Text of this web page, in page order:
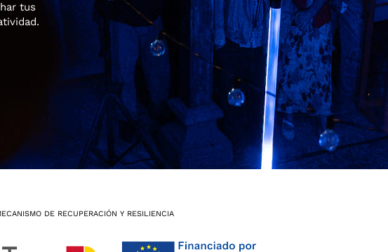
tus
DE RECUPERACIÓN Y RESILIENCIA